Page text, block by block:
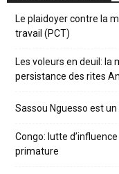
Le plaidoyer contre la
travail (PCT)
Les voleurs en deuil: la
persistance des rites
Sassou Nguesso est
Congo: lutte
primature